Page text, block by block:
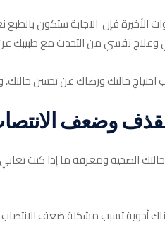
الأخيرة فإن الاجابة ستكون
وعلاج نفسي من التحدث مع
احتياج حالتك ورضاك عن تحسن
وضعف
الصحية ومعرفة ما إذا كنت
أدوية تسبب مشكلة ضعف